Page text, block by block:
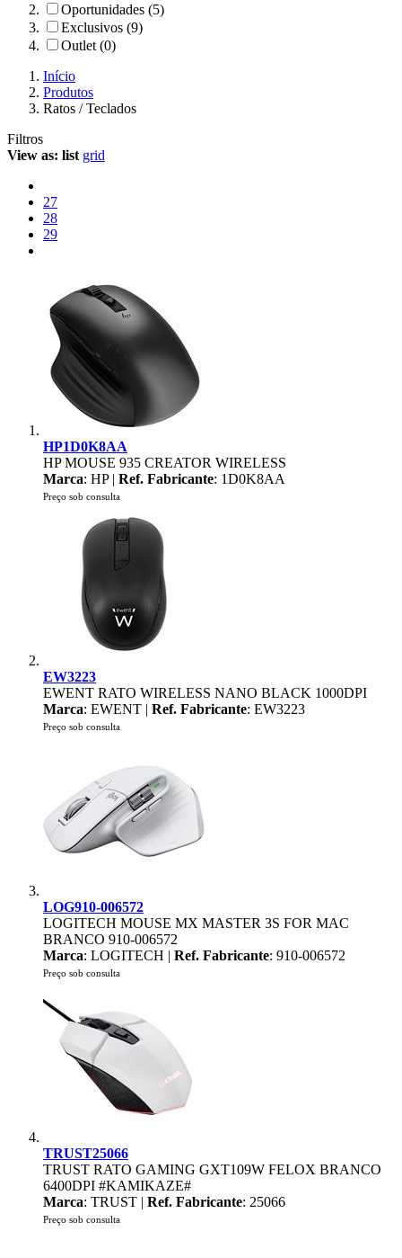
Oportunidades (5)
Exclusivos (9)
Outlet (0)
Início
Produtos
Ratos / Teclados
Filtros
View as: list grid
27
28
29
HP1D0K8AA
HP MOUSE 935 CREATOR WIRELESS
Marca: HP | Ref. Fabricante: 1D0K8AA
Preço sob consulta
EW3223
EWENT RATO WIRELESS NANO BLACK 1000DPI
Marca: EWENT | Ref. Fabricante: EW3223
Preço sob consulta
LOG910-006572
LOGITECH MOUSE MX MASTER 3S FOR MAC
BRANCO 910-006572
Marca: LOGITECH | Ref. Fabricante: 910-006572
Preço sob consulta
TRUST25066
TRUST RATO GAMING GXT109W FELOX BRANCO
6400DPI #KAMIKAZE#
Marca: TRUST | Ref. Fabricante: 25066
Preço sob consulta